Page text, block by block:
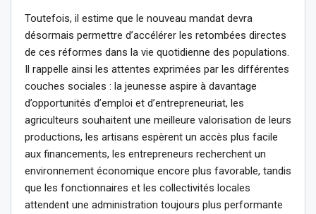
Toutefois, il estime que le nouveau mandat devra
désormais permettre d’accélérer les retombées directes
de ces réformes dans la vie quotidienne des populations.
Il rappelle ainsi les attentes exprimées par les différentes
couches sociales : la jeunesse aspire à davantage
d’opportunités d’emploi et d’entrepreneuriat, les
agriculteurs souhaitent une meilleure valorisation de leurs
productions, les artisans espèrent un accès plus facile
aux financements, les entrepreneurs recherchent un
environnement économique encore plus favorable, tandis
que les fonctionnaires et les collectivités locales
attendent une administration toujours plus performante